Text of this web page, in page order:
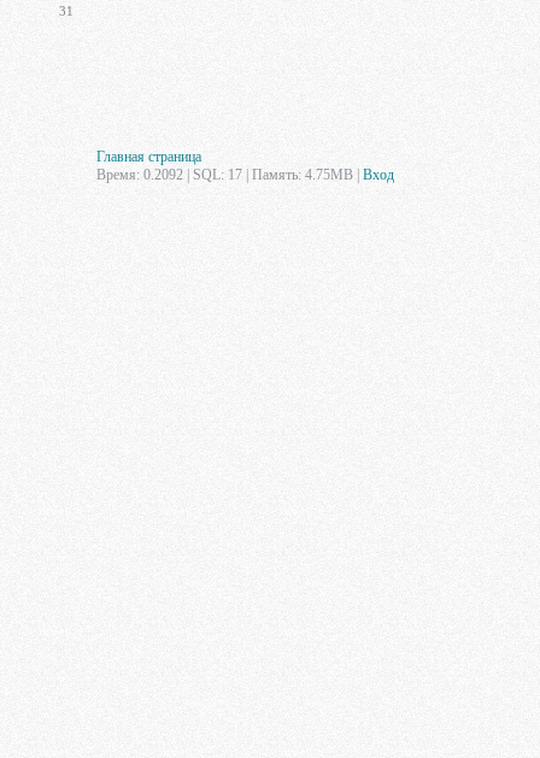
31
Главная страница
Время: 0.2092 | SQL: 17 | Память: 4.75MB Вход